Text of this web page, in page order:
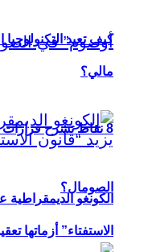
8 نقاط تشرح
الصومال؟
كيف تعيد
مالي؟
الكونغو
الاستفتاء” أزماتها